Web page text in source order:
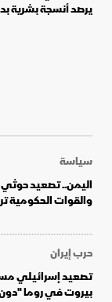
يرصد أنسجة بشرية
سياسة
اليمن.. تصعيد
والقوات الحكومية
حرب إيران
تصعيد إسرائيلي
بيروت في روما